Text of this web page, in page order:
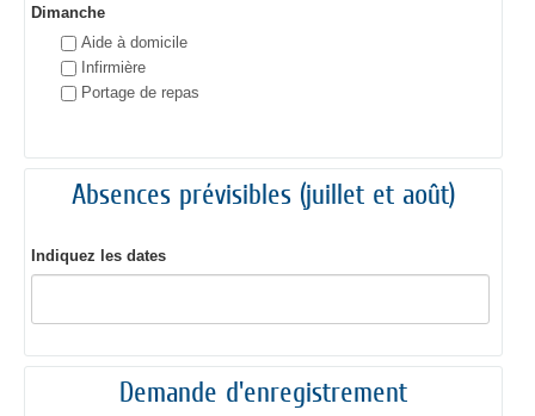
Dimanche
Aide à domicile
Infirmière
Portage de repas
Absences prévisibles (juillet et août)
Indiquez les dates
Demande d'enregistrement